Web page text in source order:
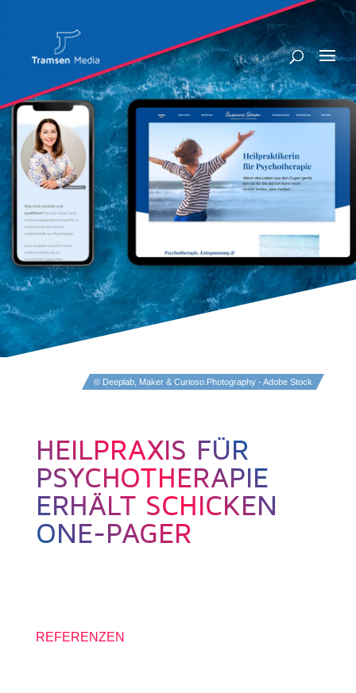
© Deeplab, Maker & Curioso.Photography - Adobe Stock
HEILPRAXIS FÜR
PSYCHOTHERAPIE
ERHÄLT SCHICKEN
ONE-PAGER
REFERENZEN